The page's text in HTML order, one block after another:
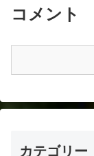
コメント
カテゴリー